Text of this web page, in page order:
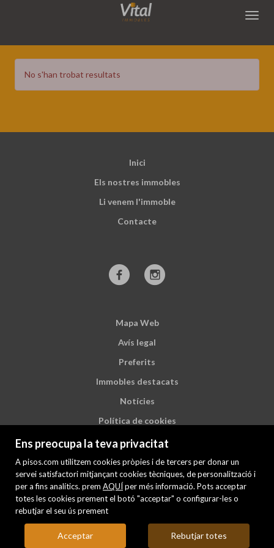
Ens preocupa la teva privacitat
A pisos.com utilitzem cookies pròpies i de tercers per donar un
servei satisfactori mitjançant cookies tècniques, de personalització i
per a fins analítics. prem AQUÍ per més informació. Pots acceptar
totes les cookies prement el botó "acceptar" o configurar-les o
rebutjar el seu ús prement
Acceptar Rebutjar totes
Immobles destacats
No s'han trobat resultats
Inici
Els nostres immobles
Li venem l'immoble
Contacte
Mapa Web
Avís legal
Preferits
Immobles destacats
Notícies
Política de cookies